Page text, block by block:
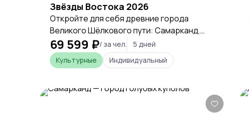
Звёзды Востока 2026
Откройте для себя древние города
Великого Шёлкового пути: Самарканд,
Гиждуван и Бухару. Погрузитесь в
атмосферу восточной сказки с
профессиональным русскоговорящим
69 599 ₽/ за чел.
5 дней
Культурные
Индивидуальный